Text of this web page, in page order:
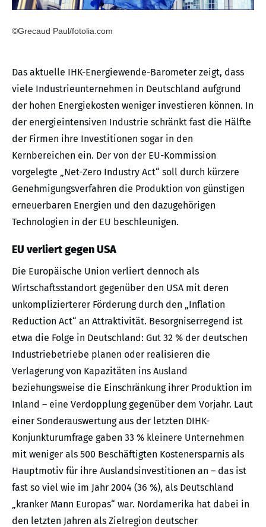
©Grecaud Paul/fotolia.com
Das aktuelle IHK-Energiewende-Barometer zeigt, dass
viele Industrieunternehmen in Deutschland aufgrund
der hohen Energiekosten weniger investieren können. In
der energieintensiven Industrie schränkt fast die Hälfte
der Firmen ihre Investitionen sogar in den
Kernbereichen ein. Der von der EU-Kommission
vorgelegte „Net-Zero Industry Act“ soll durch kürzere
Genehmigungsverfahren die Produktion von günstigen
erneuerbaren Energien und den dazugehörigen
Technologien in der EU beschleunigen.
EU verliert gegen USA
Die Europäische Union verliert dennoch als
Wirtschaftsstandort gegenüber den USA mit deren
unkomplizierterer Förderung durch den „Inflation
Reduction Act“ an Attraktivität. Besorgniserregend ist
etwa die Folge in Deutschland: Gut 32 % der deutschen
Industriebetriebe planen oder realisieren die
Verlagerung von Kapazitäten ins Ausland
beziehungsweise die Einschränkung ihrer Produktion im
Inland – eine Verdopplung gegenüber dem Vorjahr. Laut
einer Sonderauswertung aus der letzten DIHK-
Konjunkturumfrage gaben 33 % kleinere Unternehmen
mit weniger als 500 Beschäftigten Kostenersparnis als
Hauptmotiv für ihre Auslandsinvestitionen an – das ist
fast so viel wie im Jahr 2004 (36 %), als Deutschland
„kranker Mann Europas“ war. Nordamerika hat dabei in
den letzten Jahren als Zielregion deutscher